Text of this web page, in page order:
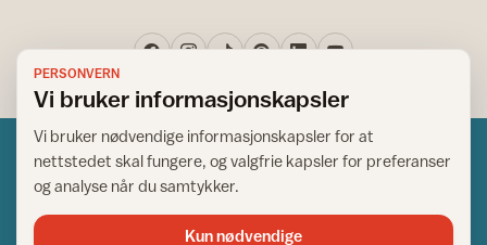
PERSONVERN
Vi bruker informasjonskapsler
Vi bruker nødvendige informasjonskapsler for at
nettstedet skal fungere, og valgfrie kapsler for preferanser
og analyse når du samtykker.
Kun nødvendige